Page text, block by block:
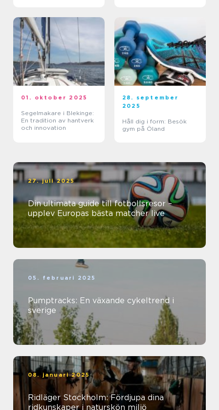
01. oktober 2025
Segelmakare i Blekinge:
En tradition av hantverk
och innovation
28. september
2025
Håll dig i form: Besök
gym på Öland
27. juli 2025
Din ultimata guide till fotbollsresor –
upplev Europas bästa matcher live
05. februari 2025
Pumptracks: En växande cykeltrend i
sverige
08. januari 2025
Ridläger Stockholm: Fördjupa dina
ridkunskaper i naturskön miljö